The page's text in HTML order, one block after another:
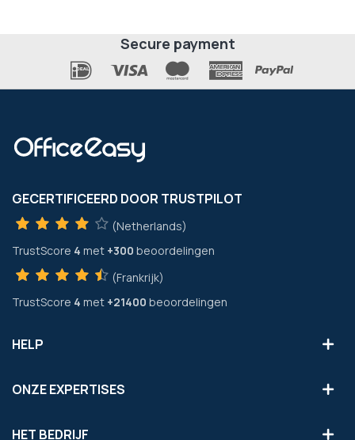
Secure payment
GECERTIFICEERD DOOR TRUSTPILOT
(Netherlands)
TrustScore 4 met +300 beoordelingen
(Frankrijk)
TrustScore 4 met +21400 beoordelingen
HELP
ONZE EXPERTISES
HET BEDRIJF